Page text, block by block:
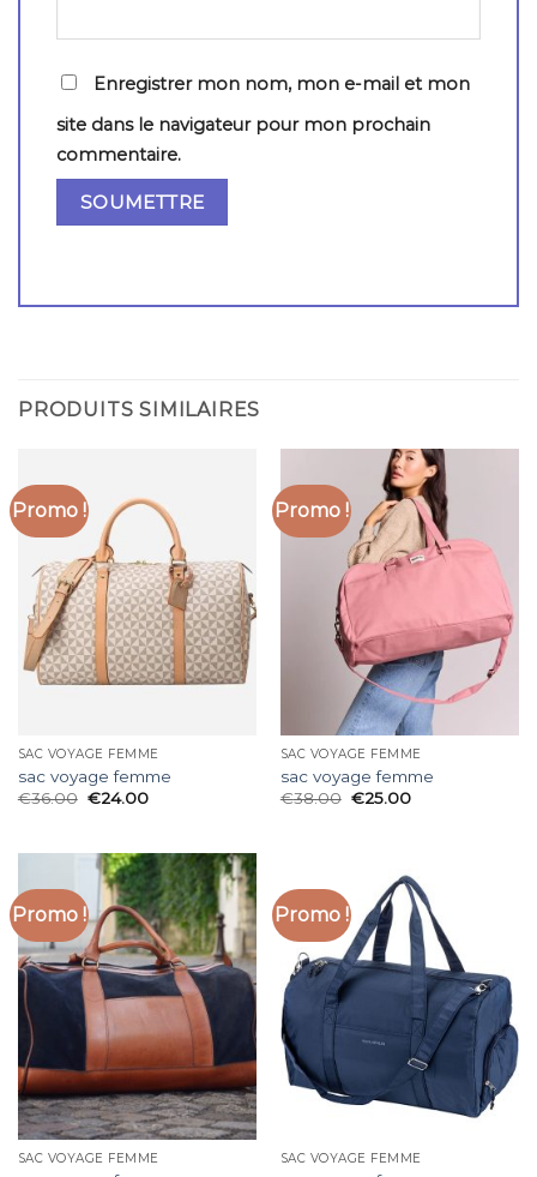
Enregistrer mon nom, mon e-mail et mon
site dans le navigateur pour mon prochain
commentaire.
PRODUITS SIMILAIRES
Promo !
SAC VOYAGE FEMME
sac voyage femme
€36.00 €24.00
Promo !
SAC VOYAGE FEMME
sac voyage femme
€38.00 €25.00
Promo !
SAC VOYAGE FEMME
Promo !
SAC VOYAGE FEMME